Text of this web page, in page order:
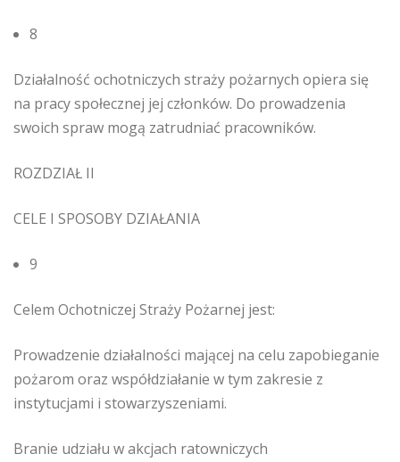
8
Działalność ochotniczych straży pożarnych opiera się
na pracy społecznej jej członków. Do prowadzenia
swoich spraw mogą zatrudniać pracowników.
ROZDZIAŁ II
CELE I SPOSOBY DZIAŁANIA
9
Celem Ochotniczej Straży Pożarnej jest:
Prowadzenie działalności mającej na celu zapobieganie
pożarom oraz współdziałanie w tym zakresie z
instytucjami i stowarzyszeniami.
Branie udziału w akcjach ratowniczych